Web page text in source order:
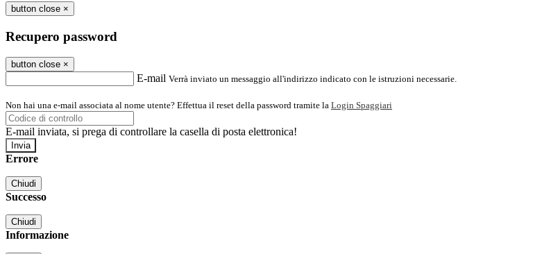
button close ×
Recupero password
button close ×
E-mail Verrà inviato un messaggio all'indirizzo indicato con le istruzioni necessarie.
Non hai una e-mail associata al nome utente? Effettua il reset della password tramite la Login Spaggiari
E-mail inviata, si prega di controllare la casella di posta elettronica!
Errore
Chiudi
Successo
Chiudi
Informazione